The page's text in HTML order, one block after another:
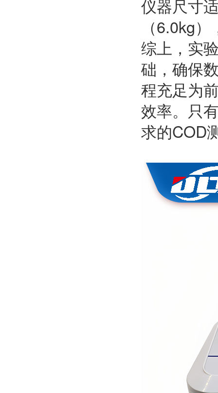
仪器尺寸
（6.0kg
综上，实
础，确保
程充足为
效率。只
求的COD